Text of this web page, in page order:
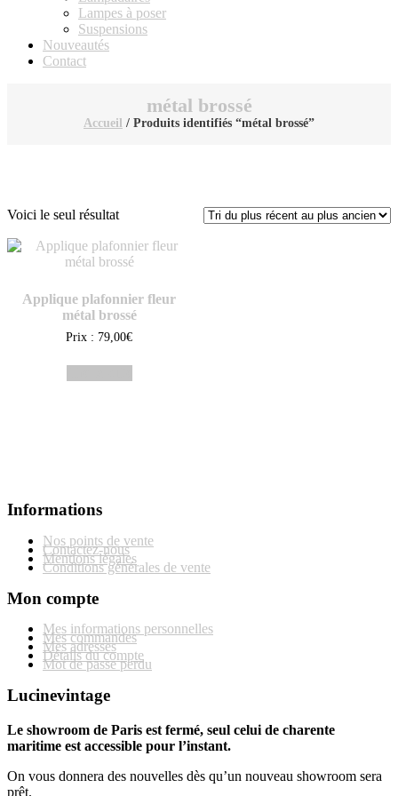
Lampes à poser
Suspensions
Nouveautés
Contact
métal brossé
Accueil / Produits identifiés “métal brossé”
Voici le seul résultat
Applique plafonnier fleur
métal brossé
Prix : 79,00€
Informations
Nos points de vente
Contactez-nous
Mentions légales
Conditions générales de vente
Mon compte
Mes informations personnelles
Mes commandes
Mes adresses
Détails du compte
Mot de passe perdu
Lucinevintage
Le showroom de Paris est fermé, seul celui de charente
maritime est accessible pour l’instant.
On vous donnera des nouvelles dès qu’un nouveau showroom sera
prêt.